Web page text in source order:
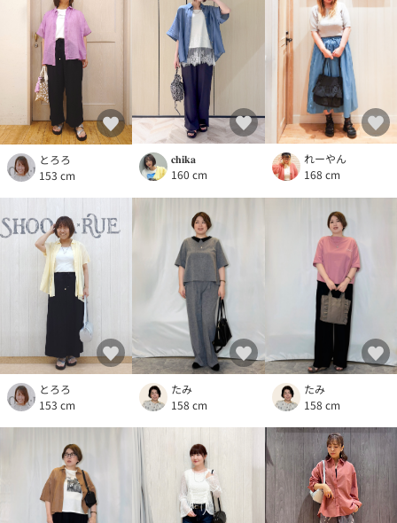
とろろ
153 cm
𝐜𝐡𝐢𝐤𝐚
160 cm
れーやん
168 cm
とろろ
153 cm
たみ
158 cm
たみ
158 cm